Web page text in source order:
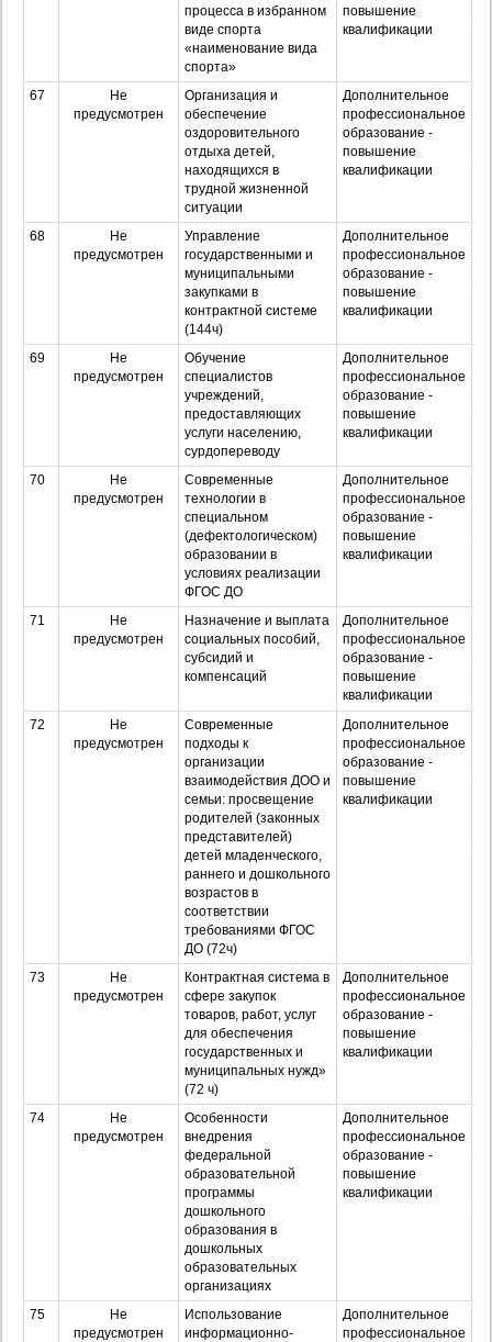
процесса в избранном
виде спорта
«наименование вида
спорта»
повышение
квалификации
67
Не
предусмотрен
Организация и
обеспечение
оздоровительного
отдыха детей,
находящихся в
трудной жизненной
ситуации
Дополнительное
профессиональное
образование -
повышение
квалификации
68
Не
предусмотрен
Управление
государственными и
муниципальными
закупками в
контрактной системе
(144ч)
Дополнительное
профессиональное
образование -
повышение
квалификации
69
Не
предусмотрен
Обучение
специалистов
учреждений,
предоставляющих
услуги населению,
сурдопереводу
Дополнительное
профессиональное
образование -
повышение
квалификации
70
Не
предусмотрен
Современные
технологии в
специальном
(дефектологическом)
образовании в
условиях реализации
ФГОС ДО
Дополнительное
профессиональное
образование -
повышение
квалификации
71
Не
предусмотрен
Назначение и выплата
социальных пособий,
субсидий и
компенсаций
Дополнительное
профессиональное
образование -
повышение
квалификации
72
Не
предусмотрен
Современные
подходы к
организации
взаимодействия ДОО и
семьи: просвещение
родителей (законных
представителей)
детей младенческого,
раннего и дошкольного
возрастов в
соответствии
требованиями ФГОС
ДО (72ч)
Дополнительное
профессиональное
образование -
повышение
квалификации
73
Не
предусмотрен
Контрактная система в
сфере закупок
товаров, работ, услуг
для обеспечения
государственных и
муниципальных нужд»
(72 ч)
Дополнительное
профессиональное
образование -
повышение
квалификации
74
Не
предусмотрен
Особенности
внедрения
федеральной
образовательной
программы
дошкольного
образования в
дошкольных
образовательных
организациях
Дополнительное
профессиональное
образование -
повышение
квалификации
75
Не
предусмотрен
Использование
информационно-
Дополнительное
профессиональное